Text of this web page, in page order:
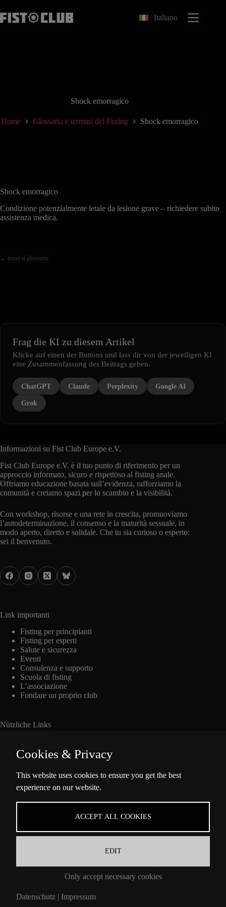
al
contenuto
Italiano
Shock emorragico
Home Glossario e termini del Fisting Shock emorragico
Shock emorragico
Condizione potenzialmente letale da lesione grave – richiedere subito
assistenza medica.
← torna al glossario
Frag die KI zu diesem Artikel
Klicke auf einen der Buttons und lass dir von der jeweiligen KI
eine Zusammenfassung des Beitrags geben.
ChatGPT Claude Perplexity Google AI
Grok
Informazioni su Fist Club Europe e.V.
Fist Club Europe e.V. è il tuo punto di riferimento per un
approccio informato, sicuro e rispettoso al fisting anale.
Offriamo educazione basata sull’evidenza, rafforziamo la
comunità e creiamo spazi per lo scambio e la visibilità.
Con workshop, risorse e una rete in crescita, promuoviamo
l’autodeterminazione, il consenso e la maturità sessuale, in
modo aperto, diretto e solidale. Che tu sia curioso o esperto:
sei il benvenuto.
Link importanti
Fisting per principianti
Fisting per esperti
Salute e sicurezza
Eventi
Consulenza e supporto
Scuola di fisting
L’associazione
Fondare un proprio club
Nützliche Links
Presse
Über Uns
Ella-Barowsky-Str. 47 10829 Berlin
Contattaci
Cookies & Privacy
This website uses cookies to ensure you get the best
experience on our website.
ACCEPT ALL COOKIES
EDIT
Only accept necessary cookies
Datenschutz | Impressum